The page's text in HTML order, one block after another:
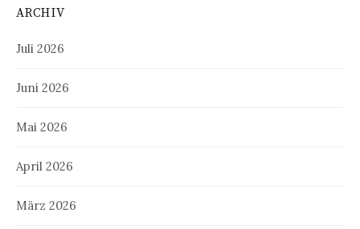
ARCHIV
Juli 2026
Juni 2026
Mai 2026
April 2026
März 2026